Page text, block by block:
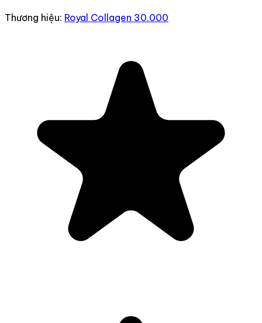
Thương hiệu: Royal Collagen 30.000